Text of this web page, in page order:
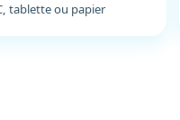
tablette ou papier